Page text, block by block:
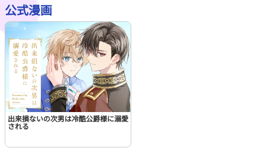
公式漫画
出来損ないの次男は冷酷公爵様に溺愛
される